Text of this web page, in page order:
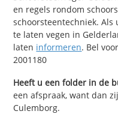
en regels rondom
schoorsteentechniek.
te laten vegen in
laten informeren. Bel
2001180
Heeft u een folder in de
een afspraak, want dan
Culemborg.